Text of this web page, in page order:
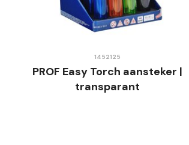
1452125
PROF Easy Torch aansteker |
transparant